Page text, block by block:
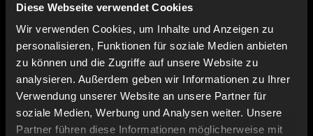
Diese Webseite verwendet Cookies
Wir verwenden Cookies, um Inhalte und Anzeigen zu
personalisieren, Funktionen für soziale Medien anbieten
zu können und die Zugriffe auf unsere Website zu
analysieren. Außerdem geben wir Informationen zu Ihrer
Verwendung unserer Website an unsere Partner für
soziale Medien, Werbung und Analysen weiter. Unsere
Partner führen diese Informationen möglicherweise mit